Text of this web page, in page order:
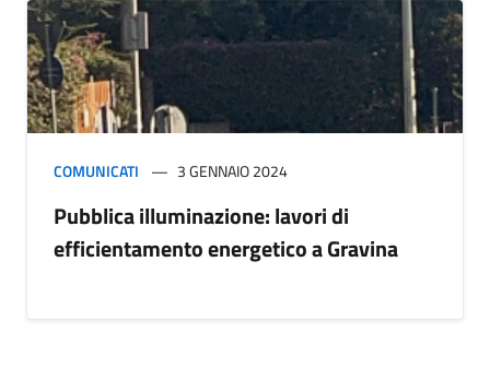
COMUNICATI 3 GENNAIO 2024
Pubblica illuminazione: lavori di
efficientamento energetico a Gravina